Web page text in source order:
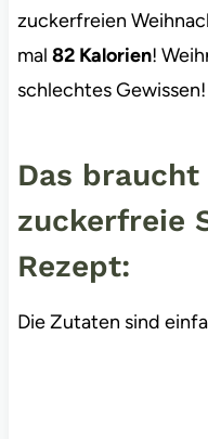
zuckerfreien
mal 82 Kalorien!
schlechtes
Das
zuckerfreie
Rezept:
Die Zutaten sind